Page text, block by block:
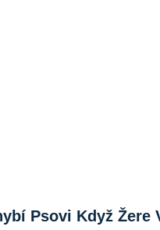
Psovi Když Žere